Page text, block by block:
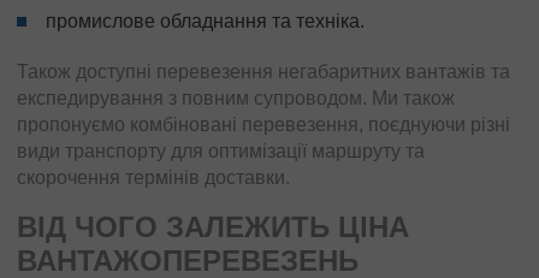
промислове обладнання та техніка.
Також доступні перевезення негабаритних вантажів та
експедирування з повним супроводом. Ми також
пропонуємо комбіновані перевезення, поєднуючи різні
види транспорту для оптимізації маршруту та
скорочення термінів доставки.
ВІД ЧОГО ЗАЛЕЖИТЬ ЦІНА
ВАНТАЖОПЕРЕВЕЗЕНЬ